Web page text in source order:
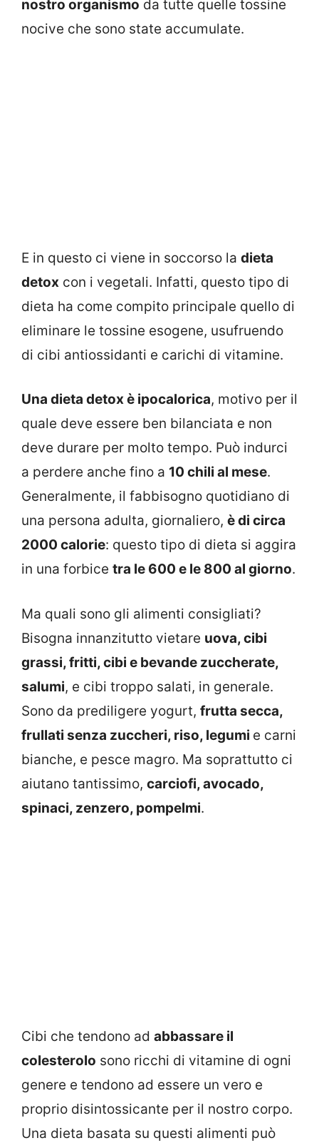
nostro organismo da tutte quelle tossine
nocive che sono state accumulate.
E in questo ci viene in soccorso la dieta
detox con i vegetali. Infatti, questo tipo di
dieta ha come compito principale quello di
eliminare le tossine esogene, usufruendo
di cibi antiossidanti e carichi di vitamine.
Una dieta detox è ipocalorica, motivo per il
quale deve essere ben bilanciata e non
deve durare per molto tempo. Può indurci
a perdere anche fino a 10 chili al mese.
Generalmente, il fabbisogno quotidiano di
una persona adulta, giornaliero, è di circa
2000 calorie: questo tipo di dieta si aggira
in una forbice tra le 600 e le 800 al giorno.
Ma quali sono gli alimenti consigliati?
Bisogna innanzitutto vietare uova, cibi
grassi, fritti, cibi e bevande zuccherate,
salumi, e cibi troppo salati, in generale.
Sono da prediligere yogurt, frutta secca,
frullati senza zuccheri, riso, legumi e carni
bianche, e pesce magro. Ma soprattutto ci
aiutano tantissimo, carciofi, avocado,
spinaci, zenzero, pompelmi.
Cibi che tendono ad abbassare il
colesterolo sono ricchi di vitamine di ogni
genere e tendono ad essere un vero e
proprio disintossicante per il nostro corpo.
Una dieta basata su questi alimenti può